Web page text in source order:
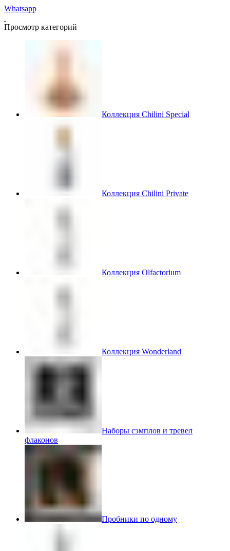
Whatsapp
Просмотр категорий
Коллекция Chilini Special
Коллекция Chilini Private
Коллекция Olfactorium
Коллекция Wonderland
Наборы сэмплов и тревел
флаконов
Пробники по одному